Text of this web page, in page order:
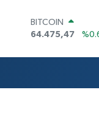
DOLAR
47,5971
%0.05
55,1336
%0.18